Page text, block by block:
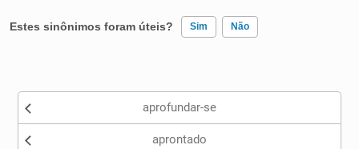
Estes sinônimos foram úteis? Sim Não
Nenhum dos sinônimos apresentados me ajudou
aprofundar-se
aprontado